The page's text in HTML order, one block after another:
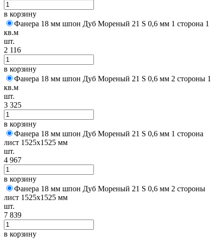
в корзину
Фанера 18 мм шпон Дуб Мореный 21 S 0,6 мм 1 сторона 1
кв.м
шт.
2 116
в корзину
Фанера 18 мм шпон Дуб Мореный 21 S 0,6 мм 2 стороны 1
кв.м
шт.
3 325
в корзину
Фанера 18 мм шпон Дуб Мореный 21 S 0,6 мм 1 сторона
лист 1525х1525 мм
шт.
4 967
в корзину
Фанера 18 мм шпон Дуб Мореный 21 S 0,6 мм 2 стороны
лист 1525х1525 мм
шт.
7 839
в корзину